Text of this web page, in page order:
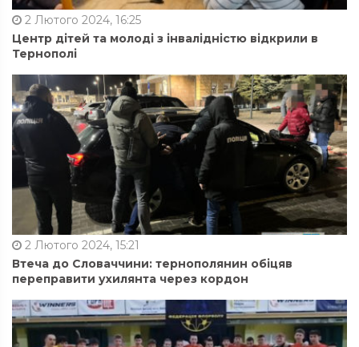
2 Лютого 2024, 16:25
Центр дітей та молоді з інвалідністю відкрили в
Тернополі
2 Лютого 2024, 15:21
Втеча до Словаччини: тернополянин обіцяв
переправити ухилянта через кордон